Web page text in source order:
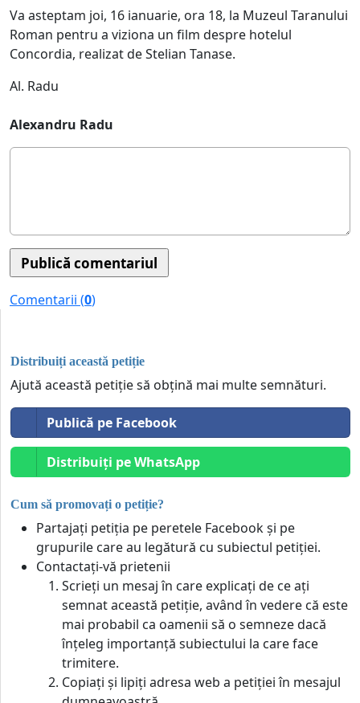
Va asteptam joi, 16 ianuarie, ora 18, la Muzeul Taranului
Roman pentru a viziona un film despre hotelul
Concordia, realizat de Stelian Tanase.
Al. Radu
Alexandru Radu
Comentarii (0)
Distribuiți această petiție
Ajută această petiție să obțină mai multe semnături.
Publică pe Facebook
Distribuiți pe WhatsApp
Cum să promovați o petiție?
Partajați petiția pe peretele Facebook și pe
grupurile care au legătură cu subiectul petiției.
Contactați-vă prietenii
Scrieți un mesaj în care explicați de ce ați
semnat această petiție, având în vedere că este
mai probabil ca oamenii să o semneze dacă
înțeleg importanță subiectului la care face
trimitere.
Copiați și lipiți adresa web a petiției în mesajul